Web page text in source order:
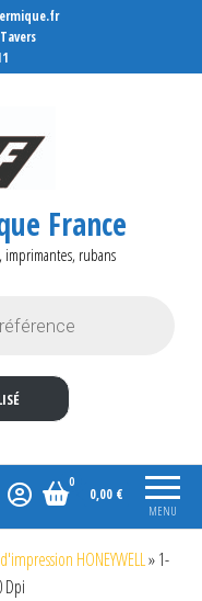
France
rubans
MENU
0
0,00 €
HONEYWELL»1-
Dpi